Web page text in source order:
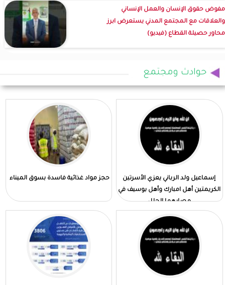
مفوض حقوق الإنسان والعمل الإنساني
والعلاقات مع المجتمع المدني يستعرض ابرز
محاور حصيلة القطاع (فيديو)
حوادث ومجتمع
إسماعيل ولد الرباني يعزي الأسرتين
الكريمتين أهل امبارك وأهل بوسيف في
مصابهما الجلل
حجز مواد غذائية فاسدة بسوق الميناء